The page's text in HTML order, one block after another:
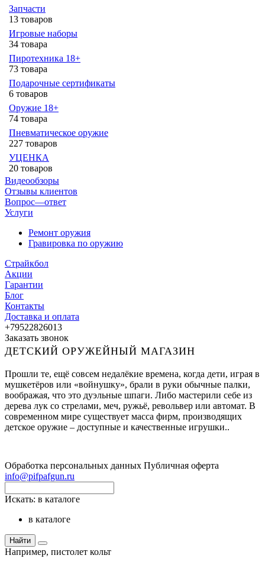
Запчасти
13 товаров
Игровые наборы
34 товара
Пиротехника 18+
73 товара
Подарочные сертификаты
6 товаров
Оружие 18+
74 товара
Пневматическое оружие
227 товаров
УЦЕНКА
20 товаров
Видеообзоры
Отзывы клиентов
Вопрос—ответ
Услуги
Ремонт оружия
Гравировка по оружию
Страйкбол
Акции
Гарантии
Блог
Контакты
Доставка и оплата
+79522826013
Заказать звонок
ДЕТСКИЙ ОРУЖЕЙНЫЙ МАГАЗИН
Прошли те, ещё совсем недалёкие времена, когда дети, играя в
мушкетёров или «войнушку», брали в руки обычные палки,
воображая, что это дуэльные шпаги. Либо мастерили себе из
дерева лук со стрелами, меч, ружьё, револьвер или автомат. В
современном мире существует масса фирм, производящих
детское оружие – доступные и качественные игрушки..
Обработка персональных данных Публичная оферта
info@pifpafgun.ru
Искать: в каталоге
в каталоге
Найти
Например, пистолет кольт